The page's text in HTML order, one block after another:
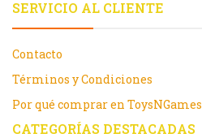
SERVICIO AL CLIENTE
Contacto
Términos y Condiciones
Por qué comprar en ToysNGames
CATEGORÍAS DESTACADAS